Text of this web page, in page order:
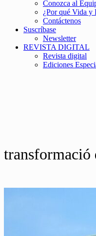
Conozca al
¿Por qué Vida y
Contáctenos
Suscríbase
Newsletter
REVISTA DIGITAL
Revista digital
Ediciones